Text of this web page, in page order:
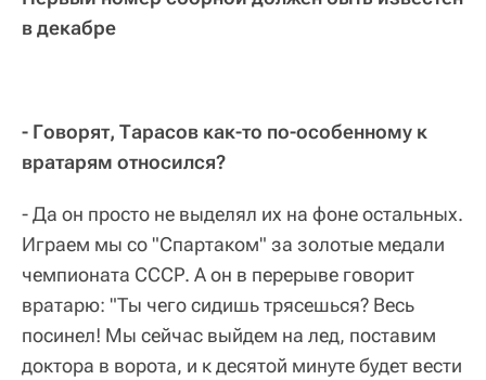
в декабре
- Говорят, Тарасов как-то по-особенному к
вратарям относился?
- Да он просто не выделял их на фоне остальных.
Играем мы со "Спартаком" за золотые медали
чемпионата СССР. А он в перерыве говорит
вратарю: "Ты чего сидишь трясешься? Весь
посинел! Мы сейчас выйдем на лед, поставим
доктора в ворота, и к десятой минуте будет вести